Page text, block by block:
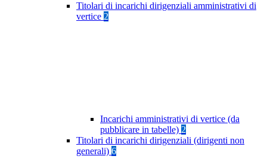
Titolari di incarichi dirigenziali amministrativi di
vertice 2
Incarichi amministrativi di vertice (da
pubblicare in tabelle) 2
Titolari di incarichi dirigenziali (dirigenti non
generali) 6